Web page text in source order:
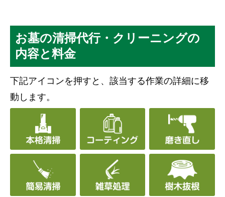
お墓の清掃代行・クリーニングの
内容と料金
下記アイコンを押すと、該当する作業の詳細に移
動します。